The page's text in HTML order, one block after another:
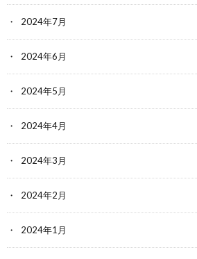
2024年7月
2024年6月
2024年5月
2024年4月
2024年3月
2024年2月
2024年1月